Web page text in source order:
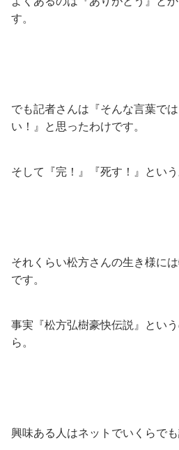
す。
でも記者さんは『そんな言葉で
い！』と思ったわけです。
そして『完！』『死す！』とい
それくらい松方さんの生き様に
です。
事実『松方弘樹豪快伝説』とい
ら。
興味ある人はネットでいくらでも